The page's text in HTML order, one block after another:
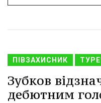
ПІВЗАХИСНИК
Зубков
дебютним